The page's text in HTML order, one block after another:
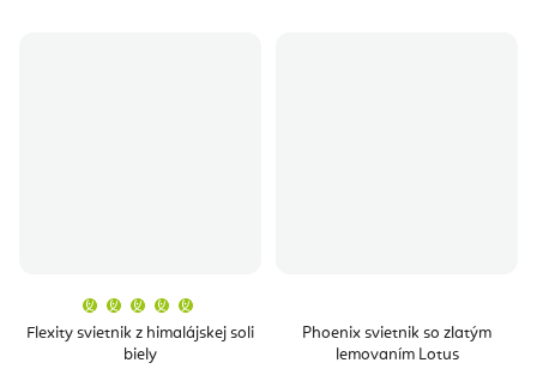
Flexity svietnik z himalájskej soli
biely
produktu
je
Phoenix svietnik so zlatým
lemovaním Lotus